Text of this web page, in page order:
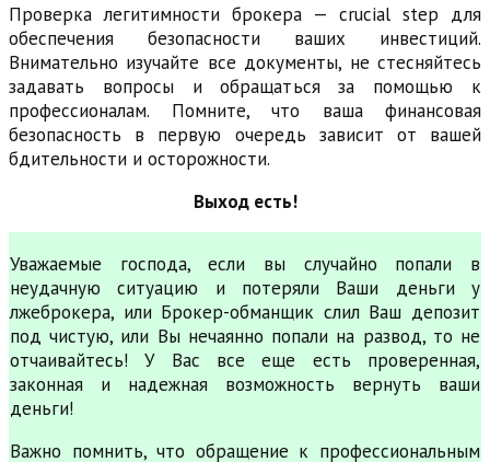
Проверка легитимности брокера — crucial step для
обеспечения безопасности ваших инвестиций.
Внимательно изучайте все документы, не стесняйтесь
задавать вопросы и обращаться за помощью к
профессионалам. Помните, что ваша финансовая
безопасность в первую очередь зависит от вашей
бдительности и осторожности.
Выход есть!
Уважаемые господа, если вы случайно попали в
неудачную ситуацию и потеряли Ваши деньги у
лжеброкера, или Брокер-обманщик слил Ваш депозит
под чистую, или Вы нечаянно попали на развод, то не
отчаивайтесь! У Вас все еще есть проверенная,
законная и надежная возможность вернуть ваши
деньги!
Важно помнить, что обращение к профессиональным